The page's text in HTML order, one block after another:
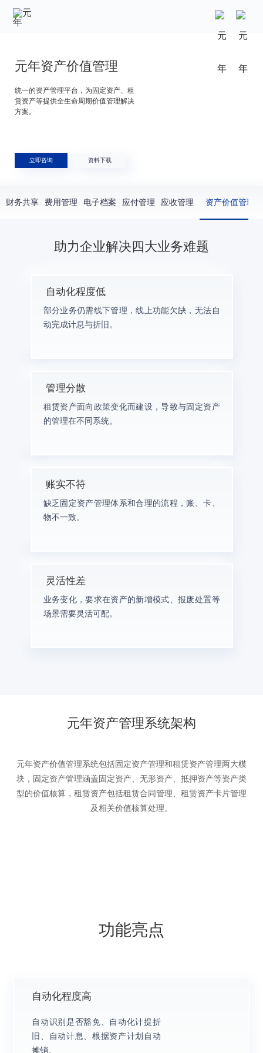
元年资产价值管理
统一的资产管理平台，为固定资产、租
赁资产等提供全生命周期价值管理解决
方案。
立即咨询 资料下载
财务共享 费用管理 电子档案 应付管理 应收管理 资产价值管理
助力企业解决四大业务难题
自动化程度低
部分业务仍需线下管理，线上功能欠缺，无法自
动完成计息与折旧。
管理分散
租赁资产面向政策变化而建设，导致与固定资产
的管理在不同系统。
账实不符
缺乏固定资产管理体系和合理的流程，账、卡、
物不一致。
灵活性差
业务变化，要求在资产的新增模式、报废处置等
场景需要灵活可配。
元年资产管理系统架构
元年资产价值管理系统包括固定资产管理和租赁资产管理两大模
块，固定资产管理涵盖固定资产、无形资产、抵押资产等资产类
型的价值核算，租赁资产包括租赁合同管理、租赁资产卡片管理
及相关价值核算处理。
功能亮点
自动化程度高
自动识别是否豁免、自动化计提折
旧、自动计息、根据资产计划自动
摊销。